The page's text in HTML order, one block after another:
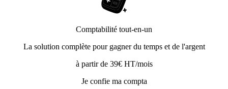
Comptabilité tout-en-un
La solution complète pour gagner du temps et de l'argent
à partir de 39€ HT/mois
Je confie ma compta